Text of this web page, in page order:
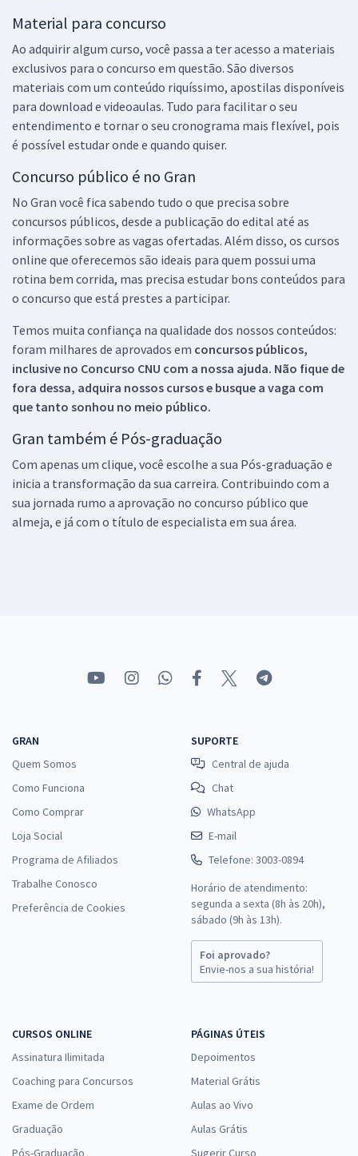
Material para concurso
Ao adquirir algum curso, você passa a ter acesso a materiais
exclusivos para o concurso em questão. São diversos
materiais com um conteúdo riquíssimo, apostilas disponíveis
para download e videoaulas. Tudo para facilitar o seu
entendimento e tornar o seu cronograma mais flexível, pois
é possível estudar onde e quando quiser.
Concurso público é no Gran
No Gran você fica sabendo tudo o que precisa sobre
concursos públicos, desde a publicação do edital até as
informações sobre as vagas ofertadas. Além disso, os cursos
online que oferecemos são ideais para quem possui uma
rotina bem corrida, mas precisa estudar bons conteúdos para
o concurso que está prestes a participar.
Temos muita confiança na qualidade dos nossos conteúdos:
foram milhares de aprovados em concursos públicos,
inclusive no Concurso CNU com a nossa ajuda. Não fique de
fora dessa, adquira nossos cursos e busque a vaga com
que tanto sonhou no meio público.
Gran também é Pós-graduação
Com apenas um clique, você escolhe a sua Pós-graduação e
inicia a transformação da sua carreira. Contribuindo com a
sua jornada rumo a aprovação no concurso público que
almeja, e já com o título de especialista em sua área.
GRAN
Quem Somos
Como Funciona
Como Comprar
Loja Social
Programa de Afiliados
Trabalhe Conosco
Preferência de Cookies
SUPORTE
Central de ajuda
Chat
WhatsApp
E-mail
Telefone: 3003-0894
Horário de atendimento:
segunda a sexta (8h às 20h),
sábado (9h às 13h).
Foi aprovado?
Envie-nos a sua história!
CURSOS ONLINE
Assinatura Ilimitada
Coaching para Concursos
Exame de Ordem
Graduação
Pós-Graduação
PÁGINAS ÚTEIS
Depoimentos
Material Grátis
Aulas ao Vivo
Aulas Grátis
Sugerir Curso